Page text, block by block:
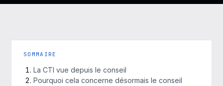
SOMMAIRE
La CTI vue depuis le conseil
Pourquoi cela concerne désormais le conseil